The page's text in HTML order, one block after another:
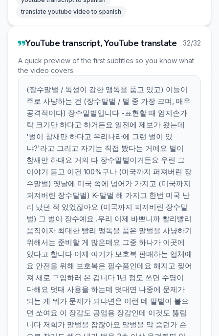
translate youtube video to spanish
YouTube transcript, YouTube translate 32/32
A quick preview of the first subtitles so you know what
the video covers.
(장수말벌 / 독성이 강한 맹독을 품고 있고) 이들이
주로 사냥하는 건 (장수말벌 / 벌 중 가장 크며, 매우
공격적이다) 장수말벌입니다 -표현할 때 엄지손가
락 크기만 하다고 하거든요 일전에 제보가 왔는데
'벌이 참새만 하다고 우리나라에 그런 벌이 있
냐?'라고 그리고 자기는 직접 봤다는 거예요 벌이
참새만 하대요 거의 다 장수말벌이거든요 우린 그
이야기 듣고 이건 100%구나 (미국까지 퍼져버린 장
수말벌) 옛날에 미국 쪽에 넘어가 가지고 (미국까지
퍼져버린 장수말벌) K-말벌 해 가지고 한번 미국 난
리 났던 적 있었잖아요 (미국까지 퍼져버린 장수말
벌) 그 벌이 장수예요 .우리 이제 바쁘니까 빨리빨리
움직이자 최대한 빨리 맹독을 품은 말벌을 사냥하기
위해서는 준비할 게 많은데요 그중 하나가 이곳에
있다고 합니다 이제 여기가 보호복 판매하는 업체예
요 안전을 위해 보호복은 필수품인데요 해지고 찢어
져 새로 구입하러 온 겁니다 1년 정도 쓰면 수명이
다해요 덧대 사용을 하는데 덧대면 나중에 문제가
되는 게 뭐가 문제가 되냐면은 이런 데 말벌이 붙으
면 쏘여요 이 장갑도 공업용 장갑인데 이것도 뚫립
니다 저희가 말벌을 잡잖아요 말벌을 막 줍던가 손